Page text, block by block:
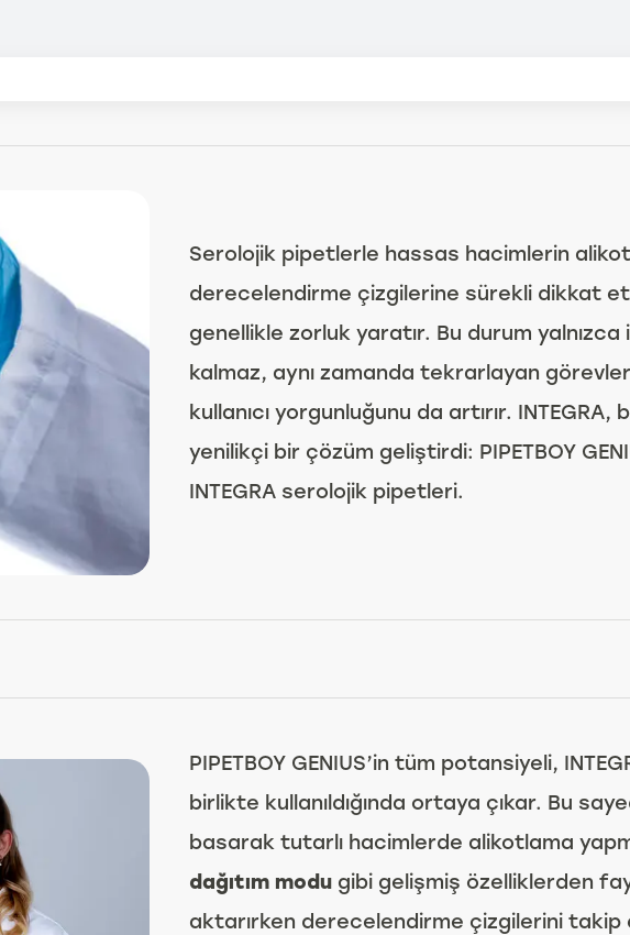
Serolojik pipetlerle hassas hacimlerin
derecelendirme çizgilerine sürekli dikkat
genellikle zorluk yaratır. Bu durum yalnızca
kalmaz, aynı zamanda tekrarlayan
kullanıcı yorgunluğunu da artırır.
yenilikçi bir çözüm geliştirdi: PIPETBOY
INTEGRA serolojik pipetleri.
PIPETBOY GENIUS’in tüm potansiyeli,
birlikte kullanıldığında ortaya çıkar. Bu
basarak tutarlı hacimlerde alikotlama
dağıtım modu gibi gelişmiş özelliklerden
aktarırken derecelendirme çizgilerini takip